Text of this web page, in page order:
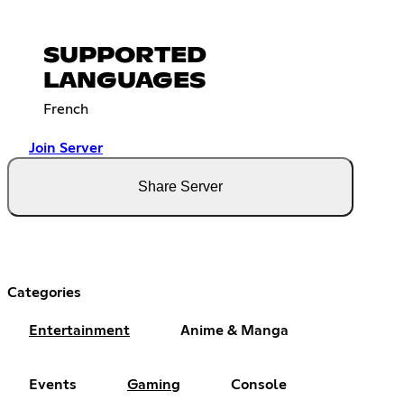
SUPPORTED
LANGUAGES
French
Join Server
Share Server
Categories
Entertainment Anime & Manga
Events Gaming Console